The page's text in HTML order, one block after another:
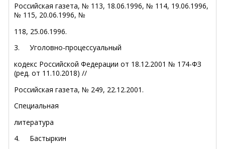
Российская газета, № 113, 18.06.1996, № 114, 19.06.1996,
№ 115, 20.06.1996, №
118, 25.06.1996.
3. Уголовно-процессуальный
кодекс Российской Федерации от 18.12.2001 № 174-ФЗ
(ред. от 11.10.2018) //
Российская газета, № 249, 22.12.2001.
Специальная
литература
4. Бастыркин